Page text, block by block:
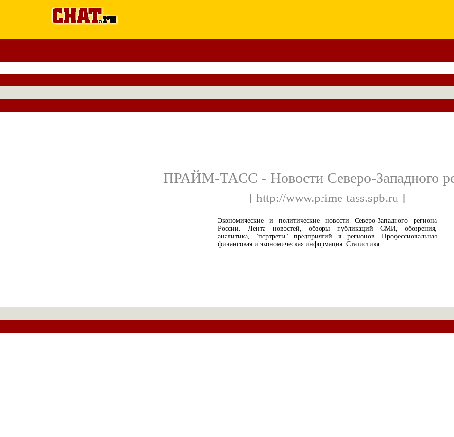
ПРАЙМ-ТАСС - Новости Северо-Западного
[ http://www.prime-tass.spb.ru ]
Экономические и политические новости Северо-Западного региона
России. Лента новостей, обзоры публикаций СМИ, обозрения,
аналитика, "портреты" предприятий и регионов. Профессиональная
финансовая и экономическая информация. Статистика.